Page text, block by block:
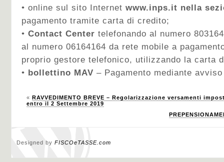
• online sul sito Internet www.inps.it nella
pagamento tramite carta di credito;
• Contact Center telefonando al numero
al numero 06164164 da rete mobile a
proprio gestore telefonico, utilizzando la carta
• bollettino MAV – Pagamento mediante avviso
« RAVVEDIMENTO BREVE – Regolarizzazione versamenti
entro il 2 Settembre 2019
Designed by FISCOeTASSE.com